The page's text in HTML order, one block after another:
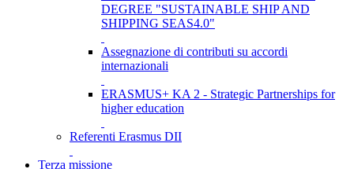
DEGREE "SUSTAINABLE SHIP AND
SHIPPING SEAS4.0"
Assegnazione di contributi su accordi
internazionali
ERASMUS+ KA 2 - Strategic Partnerships for
higher education
Referenti Erasmus DII
Terza missione